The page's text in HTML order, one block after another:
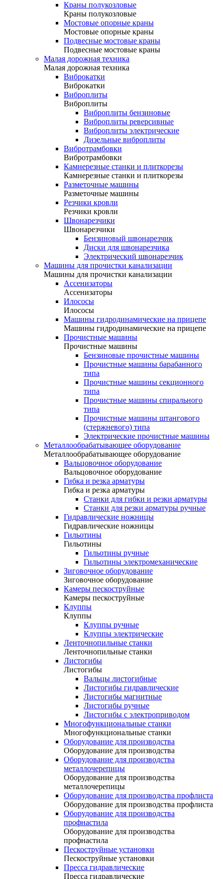
Краны полукозловые
Краны полукозловые
Мостовые опорные краны
Мостовые опорные краны
Подвесные мостовые краны
Подвесные мостовые краны
Малая дорожная техника
Малая дорожная техника
Виброкатки
Виброкатки
Виброплиты
Виброплиты
Виброплиты бензиновые
Виброплиты реверсивные
Виброплиты электрические
Дизельные виброплиты
Вибротрамбовки
Вибротрамбовки
Камнерезные станки и плиткорезы
Камнерезные станки и плиткорезы
Разметочные машины
Разметочные машины
Резчики кровли
Резчики кровли
Швонарезчики
Швонарезчики
Бензиновый швонарезчик
Диски для швонарезчика
Электрический швонарезчик
Машины для прочистки канализации
Машины для прочистки канализации
Ассенизаторы
Ассенизаторы
Илососы
Илососы
Машины гидродинамические на прицепе
Машины гидродинамические на прицепе
Прочистные машины
Прочистные машины
Бензиновые прочистные машины
Прочистные машины барабанного
типа
Прочистные машины секционного
типа
Прочистные машины спирального
типа
Прочистные машины штангового
(стержневого) типа
Электрические прочистные машины
Металлообрабатывающее оборудование
Металлообрабатывающее оборудование
Вальцовочное оборудование
Вальцовочное оборудование
Гибка и резка арматуры
Гибка и резка арматуры
Станки для гибки и резки арматуры
Станки для резки арматуры ручные
Гидравлические ножницы
Гидравлические ножницы
Гильотины
Гильотины
Гильотины ручные
Гильотины электромеханические
Зиговочное оборудование
Зиговочное оборудование
Камеры пескоструйные
Камеры пескоструйные
Клуппы
Клуппы
Клуппы ручные
Клуппы электрические
Ленточнопильные станки
Ленточнопильные станки
Листогибы
Листогибы
Вальцы листогибные
Листогибы гидравлические
Листогибы магнитные
Листогибы ручные
Листогибы с электроприводом
Многофункциональные станки
Многофункциональные станки
Оборудование для производства
Оборудование для производства
Оборудование для производства
металлочерепицы
Оборудование для производства
металлочерепицы
Оборудование для производства профлиста
Оборудование для производства профлиста
Оборудование для производства
профнастила
Оборудование для производства
профнастила
Пескоструйные установки
Пескоструйные установки
Пресса гидравлические
Пресса гидравлические